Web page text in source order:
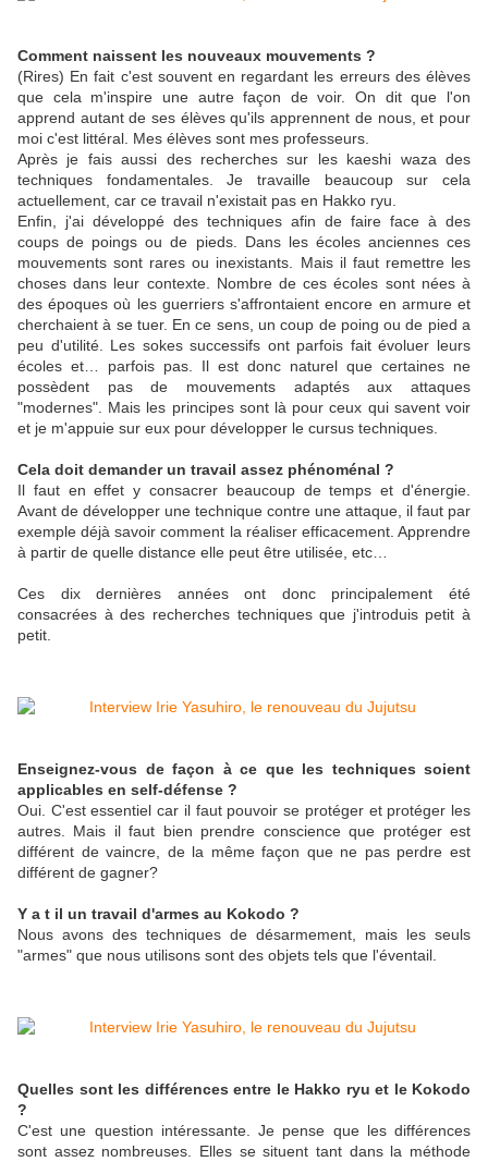
Comment naissent les nouveaux mouvements ?
(Rires) En fait c'est souvent en regardant les erreurs des élèves
que cela m'inspire une autre façon de voir. On dit que l'on
apprend autant de ses élèves qu'ils apprennent de nous, et pour
moi c'est littéral. Mes élèves sont mes professeurs.
Après je fais aussi des recherches sur les kaeshi waza des
techniques fondamentales. Je travaille beaucoup sur cela
actuellement, car ce travail n'existait pas en Hakko ryu.
Enfin, j'ai développé des techniques afin de faire face à des
coups de poings ou de pieds. Dans les écoles anciennes ces
mouvements sont rares ou inexistants. Mais il faut remettre les
choses dans leur contexte. Nombre de ces écoles sont nées à
des époques où les guerriers s'affrontaient encore en armure et
cherchaient à se tuer. En ce sens, un coup de poing ou de pied a
peu d'utilité. Les sokes successifs ont parfois fait évoluer leurs
écoles et… parfois pas. Il est donc naturel que certaines ne
possèdent pas de mouvements adaptés aux attaques
"modernes". Mais les principes sont là pour ceux qui savent voir
et je m'appuie sur eux pour développer le cursus techniques.
Cela doit demander un travail assez phénoménal ?
Il faut en effet y consacrer beaucoup de temps et d'énergie.
Avant de développer une technique contre une attaque, il faut par
exemple déjà savoir comment la réaliser efficacement. Apprendre
à partir de quelle distance elle peut être utilisée, etc…
Ces dix dernières années ont donc principalement été
consacrées à des recherches techniques que j'introduis petit à
petit.
Enseignez-vous de façon à ce que les techniques soient
applicables en self-défense ?
Oui. C'est essentiel car il faut pouvoir se protéger et protéger les
autres. Mais il faut bien prendre conscience que protéger est
différent de vaincre, de la même façon que ne pas perdre est
différent de gagner?
Y a t il un travail d'armes au Kokodo ?
Nous avons des techniques de désarmement, mais les seuls
"armes" que nous utilisons sont des objets tels que l'éventail.
Quelles sont les différences entre le Hakko ryu et le Kokodo
?
C'est une question intéressante. Je pense que les différences
sont assez nombreuses. Elles se situent tant dans la méthode